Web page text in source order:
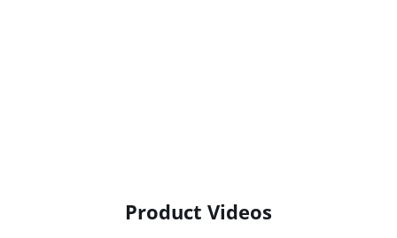
Product Videos